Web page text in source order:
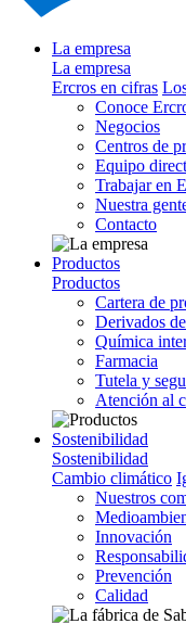
La empresa
La empresa
Ercros en cifras
Conoce
Negocios
Centros de
Equipo
Trabajar en
Nuestra
Contacto
Productos
Productos
Cartera de
Derivados
Química
Farmacia
Tutela y
Atención al
Sostenibilidad
Sostenibilidad
Cambio climático
Nuestros
Innovación
Prevención
Calidad